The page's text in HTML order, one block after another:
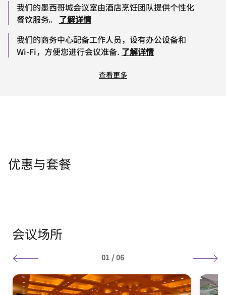
我们的墨西哥城会议室由酒店烹饪团队提供个性化
餐饮服务。
了解详情
我们的商务中心配备工作人员，设有办公设备和
Wi-Fi，方便您进行会议准备. 了解详情
查看更多
优惠与套餐
会议场所
01 / 06